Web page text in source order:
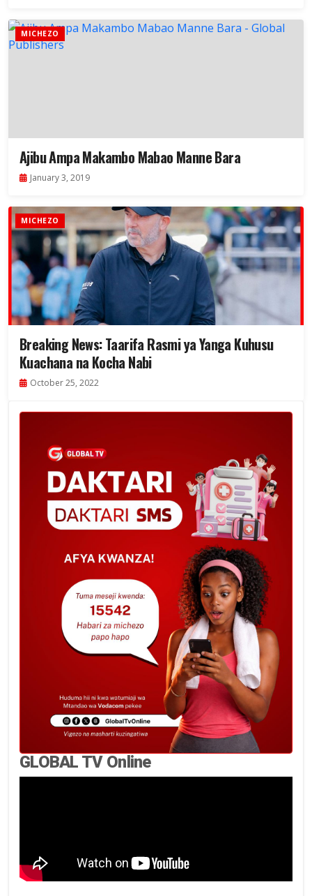
MICHEZO
Ajibu Ampa Makambo Mabao Manne Bara
January 3, 2019
MICHEZO
Breaking News: Taarifa Rasmi ya Yanga Kuhusu
Kuachana na Kocha Nabi
October 25, 2022
GLOBAL TV Online